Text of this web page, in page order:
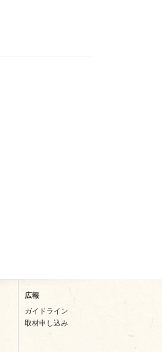
広報
ガイドライン
取材申し込み